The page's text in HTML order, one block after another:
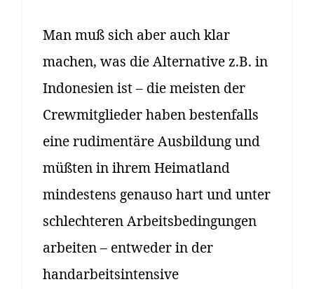
Man muß sich aber auch klar
machen, was die Alternative z.B. in
Indonesien ist – die meisten der
Crewmitglieder haben bestenfalls
eine rudimentäre Ausbildung und
müßten in ihrem Heimatland
mindestens genauso hart und unter
schlechteren Arbeitsbedingungen
arbeiten – entweder in der
handarbeitsintensive